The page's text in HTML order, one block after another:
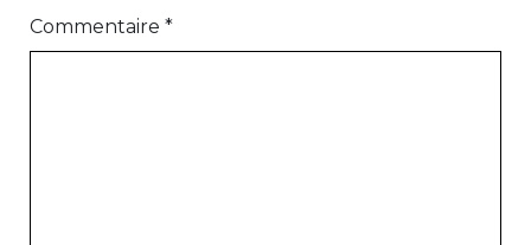
Commentaire *